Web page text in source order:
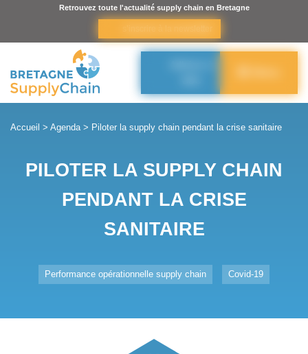
Retrouvez toute l'actualité supply chain en Bretagne
Accueil > Agenda > Piloter la supply chain pendant la crise sanitaire
PILOTER LA SUPPLY CHAIN
PENDANT LA CRISE
SANITAIRE
Performance opérationnelle supply chain Covid-19
Panneau de gestion des cookies